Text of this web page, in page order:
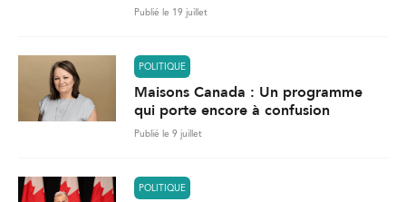
Publié le 19 juillet
POLITIQUE
Maisons Canada : Un programme
qui porte encore à confusion
Publié le 9 juillet
POLITIQUE